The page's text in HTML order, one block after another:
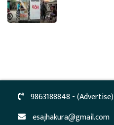
9863188848 - (Advertise)
esajhakura@gmail.com